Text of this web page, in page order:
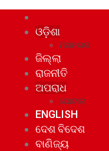
ଓଡ଼ିଶା
ମହାନଗର
ଜିଲ୍ଲା
ରାଜନୀତି
ଅପରାଧ
ଘୋଟାଲା
ENGLISH
ଦେଶ ବିଦେଶ
ବାଣିଜ୍ୟ